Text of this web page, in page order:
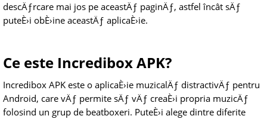
descÄƒrcare mai jos pe aceastÄƒ paginÄƒ, astfel încât sÄƒ
puteÈ›i obÈ›ine aceastÄƒ aplicaÈ›ie.
Ce este Incredibox APK?
Incredibox APK este o aplicaÈ›ie muzicalÄƒ distractivÄƒ pentru
Android, care vÄƒ permite sÄƒ vÄƒ creaÈ›i propria muzicÄƒ
folosind un grup de beatboxeri. PuteÈ›i alege dintre diferite